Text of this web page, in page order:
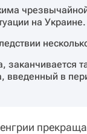
на Украине.
введенный в